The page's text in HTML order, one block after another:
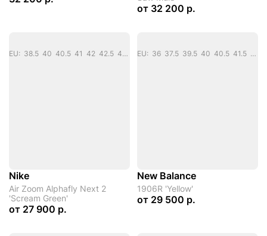
от 32 200 р.
EU: 38.5 40 40.5 41 42 42.5 43 44 44.5 45 45.5 46 48.5
Nike
Air Zoom Alphafly Next 2
'Scream Green'
от 27 900 р.
EU: 36 37.5 39.5 40 40.5 41.5 42 42.5 43 44 44.5 45 46.5
New Balance
1906R 'Yellow'
от 29 500 р.